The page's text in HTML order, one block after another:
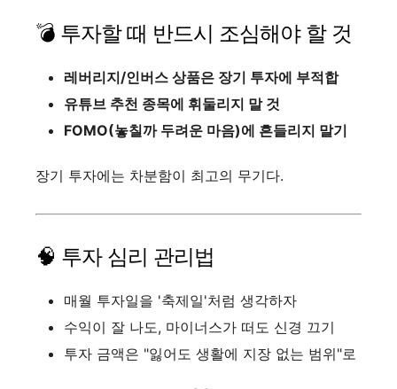
💣 투자할 때 반드시 조심해야 할 것
레버리지/인버스 상품은 장기 투자에 부적합
유튜브 추천 종목에 휘둘리지 말 것
FOMO(놓칠까 두려운 마음)에 흔들리지 말기
장기 투자에는 차분함이 최고의 무기다.
🧠 투자 심리 관리법
매월 투자일을 '축제일'처럼 생각하자
수익이 잘 나도, 마이너스가 떠도 신경 끄기
투자 금액은 "잃어도 생활에 지장 없는 범위"로